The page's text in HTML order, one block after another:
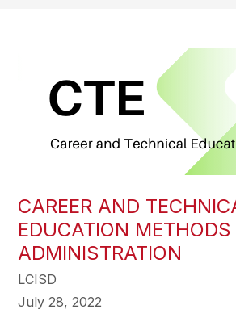
CAREER AND
EDUCATION METHODS
ADMINISTRATION
LCISD
July 28, 2022